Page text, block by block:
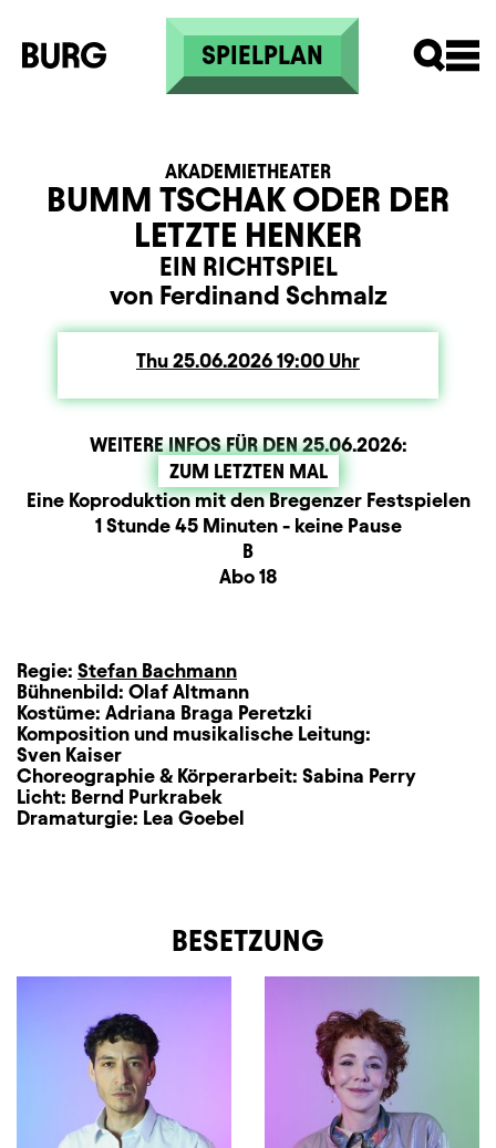
Skip to main content
SPIELPLAN
BUMM TSCHAK ODER DER
LETZTE HENKER
AKADEMIETHEATER
EIN RICHTSPIEL
von Ferdinand Schmalz
Thu Thursday
25.06.2026 19:00Uhr
WEITERE INFOS FÜR DEN25.06.2026:
ZUM LETZTEN MAL
BeschreibungInformation
Produktionspartner
Eine Koproduktion mit den Bregenzer Festspielen
Dauer und Pausen
1 Stunde 45 Minuten - keine Pause
B
Abo 18
Regie: Stefan Bachmann
Bühnenbild: Olaf Altmann
Kostüme: Adriana Braga Peretzki
Komposition und musikalische Leitung:
Sven Kaiser
Choreographie & Körperarbeit: Sabina Perry
Licht: Bernd Purkrabek
Dramaturgie: Lea Goebel
BESETZUNG